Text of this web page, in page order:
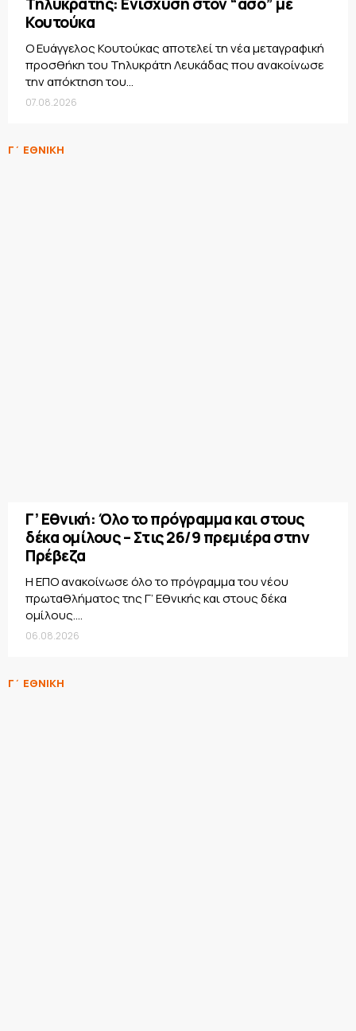
Τηλυκράτης: Ενίσχυση στον “άσο” με
Κουτούκα
Ο Ευάγγελος Κουτούκας αποτελεί τη νέα μεταγραφική
προσθήκη του Τηλυκράτη Λευκάδας που ανακοίνωσε
την απόκτηση του...
07.08.2026
Γ΄ ΕΘΝΙΚΗ
Γ’ Εθνική: Όλο το πρόγραμμα και στους
δέκα ομίλους – Στις 26/9 πρεμιέρα στην
Πρέβεζα
Η ΕΠΟ ανακοίνωσε όλο το πρόγραμμα του νέου
πρωταθλήματος της Γ’ Εθνικής και στους δέκα
ομίλους....
06.08.2026
Γ΄ ΕΘΝΙΚΗ